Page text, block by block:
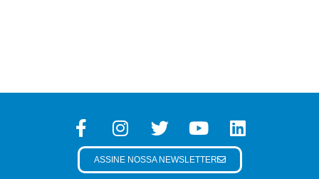
ASSINE NOSSA NEWSLETTER